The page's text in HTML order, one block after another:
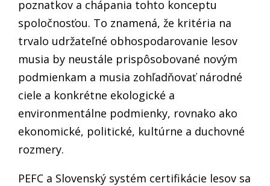
poznatkov a chápania tohto konceptu
spoločnosťou. To znamená, že kritéria na
trvalo udržateľné obhospodarovanie lesov
musia by neustále prispôsobované novým
podmienkam a musia zohľadňovať národné
ciele a konkrétne ekologické a
environmentálne podmienky, rovnako ako
ekonomické, politické, kultúrne a duchovné
rozmery.
PEFC a Slovenský systém certifikácie lesov sa